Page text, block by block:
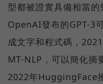
型都被證實具備相當
OpenAI發布的GPT-3
成文字和程式碼，
MT-NLP，可以簡化摘
2022年HuggingFace